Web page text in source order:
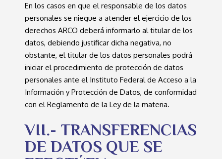
En los casos en que el responsable de los datos
personales se niegue a atender el ejercicio de los
derechos ARCO deberá informarlo al titular de los
datos, debiendo justificar dicha negativa, no
obstante, el titular de los datos personales podrá
iniciar el procedimiento de protección de datos
personales ante el Instituto Federal de Acceso a la
Información y Protección de Datos, de conformidad
con el Reglamento de la Ley de la materia.
VII.- TRANSFERENCIAS
DE DATOS QUE SE